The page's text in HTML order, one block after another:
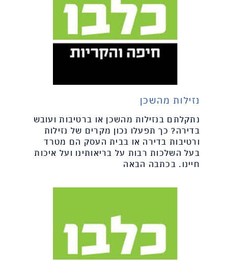
נזילות מהשכן
נתקלתם בנזילות מהשכן או ברטיבות ועובש
בדירה? כך תפעלו נכון מקרים של נזילות
ורטיבות בדירה או בבית העסק הם מטרד
בעל השלכות רבות על בריאותינו ועל איכות
חיינו. בכתבה הבאה